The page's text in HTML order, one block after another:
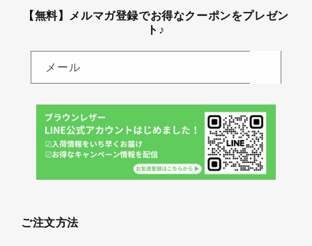
【無料】メルマガ登録でお得なクーポンをプレゼン
ト♪
メール
ご注文方法